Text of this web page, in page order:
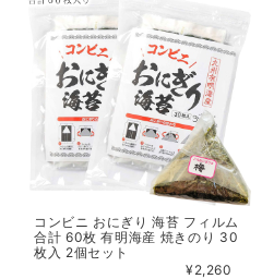
コンビニ おにぎり 海苔 フィルム
合計 60枚 有明海産 焼きのり 30
枚入 2個セット
¥2,260